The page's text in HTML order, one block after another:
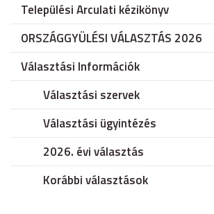
Települési Arculati kézikönyv
ORSZÁGGYÜLÉSI VÁLASZTÁS 2026
Választási Információk
Választási szervek
Választási ügyintézés
2026. évi választás
Korábbi választások